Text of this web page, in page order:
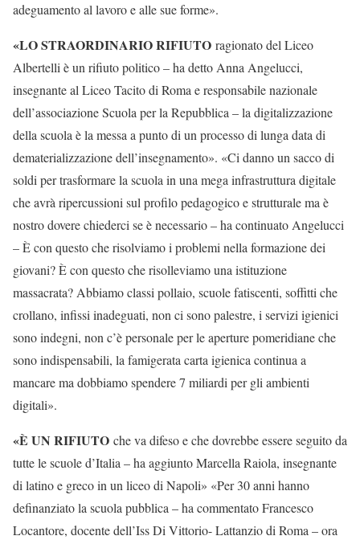
adeguamento al lavoro e alle sue forme».
«LO STRAORDINARIO RIFIUTO ragionato del Liceo
Albertelli è un rifiuto politico – ha detto Anna Angelucci,
insegnante al Liceo Tacito di Roma e responsabile nazionale
dell’associazione Scuola per la Repubblica – la digitalizzazione
della scuola è la messa a punto di un processo di lunga data di
dematerializzazione dell’insegnamento». «Ci danno un sacco di
soldi per trasformare la scuola in una mega infrastruttura digitale
che avrà ripercussioni sul profilo pedagogico e strutturale ma è
nostro dovere chiederci se è necessario – ha continuato Angelucci
– È con questo che risolviamo i problemi nella formazione dei
giovani? È con questo che risolleviamo una istituzione
massacrata? Abbiamo classi pollaio, scuole fatiscenti, soffitti che
crollano, infissi inadeguati, non ci sono palestre, i servizi igienici
sono indegni, non c’è personale per le aperture pomeridiane che
sono indispensabili, la famigerata carta igienica continua a
mancare ma dobbiamo spendere 7 miliardi per gli ambienti
digitali».
«È UN RIFIUTO che va difeso e che dovrebbe essere seguito da
tutte le scuole d’Italia – ha aggiunto Marcella Raiola, insegnante
di latino e greco in un liceo di Napoli» «Per 30 anni hanno
definanziato la scuola pubblica – ha commentato Francesco
Locantore, docente dell’Iss Di Vittorio- Lattanzio di Roma – ora